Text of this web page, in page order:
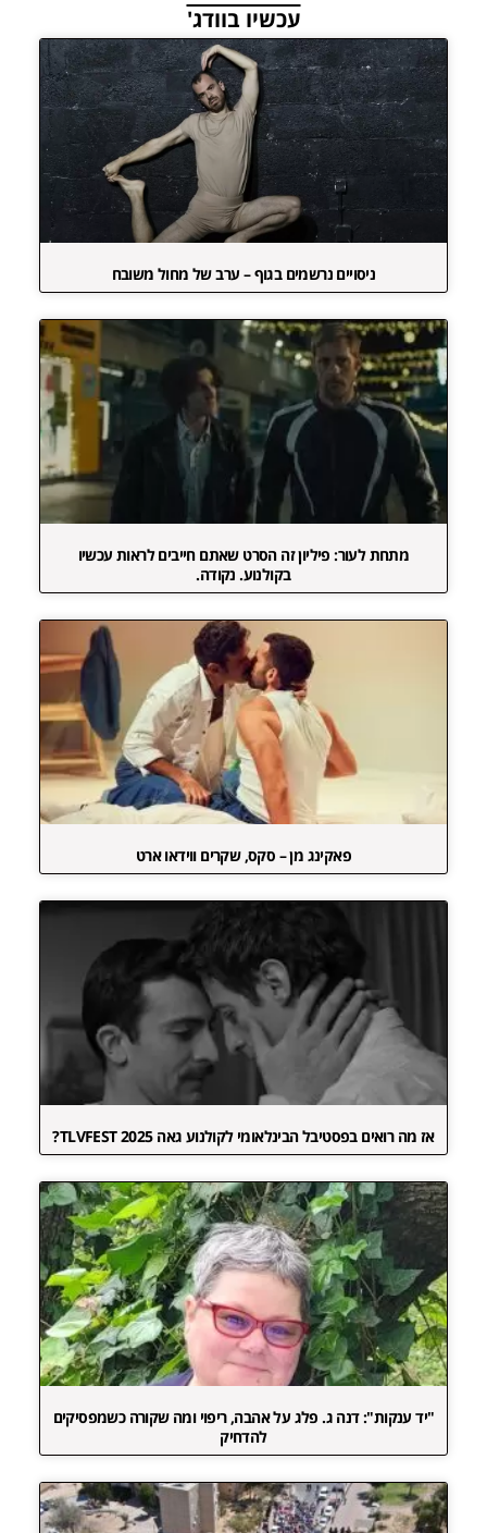
עכשיו בוודג'
ניסויים נרשמים בגוף – ערב של מחול משובח
מתחת לעור: פיליון זה הסרט שאתם חייבים לראות עכשיו
בקולנוע. נקודה.
פאקינג מן – סקס, שקרים ווידאו ארט
אז מה רואים בפסטיבל הבינלאומי לקולנוע גאה TLVFEST 2025?
"יד ענקות": דנה ג. פלג על אהבה, ריפוי ומה שקורה כשמפסיקים
להדחיק